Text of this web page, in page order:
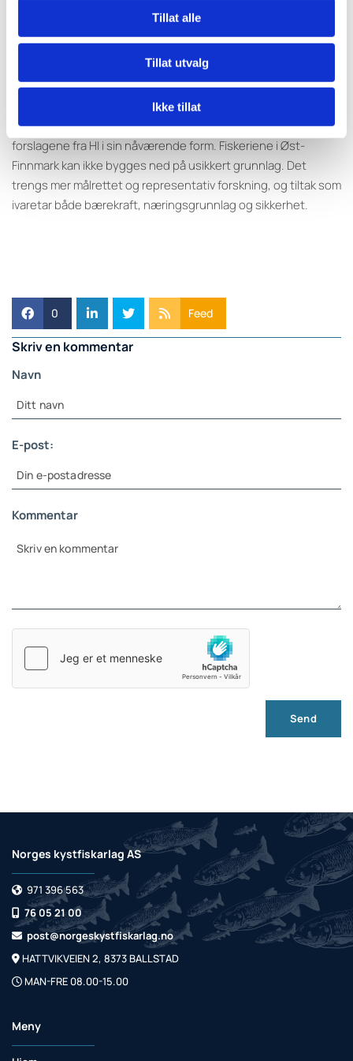
Tillat alle
Tillat utvalg
Ikke tillat
Kystfiskarlaget at fredningsperioden utvides fra 1.mars og til
1.juli, når krabben fortsatt er i dårlig kondisjon etter skallskifte.
Dette vil bedre beskytte krabben i en sårbar periode, uten å
gå på akkord med sikkerheten for fiskerne.
Vi oppfordrer Nærings- og fiskeridepartementet til å avvise
forslagene fra HI i sin nåværende form. Fiskeriene i Øst-
Finnmark kan ikke bygges ned på usikkert grunnlag. Det
trengs mer målrettet og representativ forskning, og tiltak som
ivaretar både bærekraft, næringsgrunnlag og sikkerhet.
0 Feed
Skriv en kommentar
Navn
E-post:
Kommentar
Norges kystfiskarlag AS
 971 396 563
 76 05 21 00
 post@norgeskystfiskarlag.no
 HATTVIKVEIEN 2, 8373 BALLSTAD
 MAN-FRE 08.00-15.00
Meny